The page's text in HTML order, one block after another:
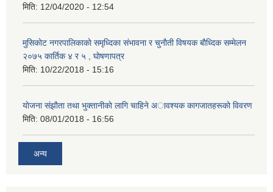
मिति: 12/04/2020 - 12:54
मुसिकाेट नगरपालिकाकाे समृध्दिका संभावना र चुनाैती विषयक बाैध्दिक सम्मेलन
२०७५ कार्तिक ४ र ५ , घाेषणापत्र
मिति: 10/22/2018 - 15:16
याेजना संझाैता तथा भुक्तानीकाे लागि चाहिने अावश्यक कागजातहरूकाे विवरण
मिति: 08/01/2018 - 16:56
अन्य